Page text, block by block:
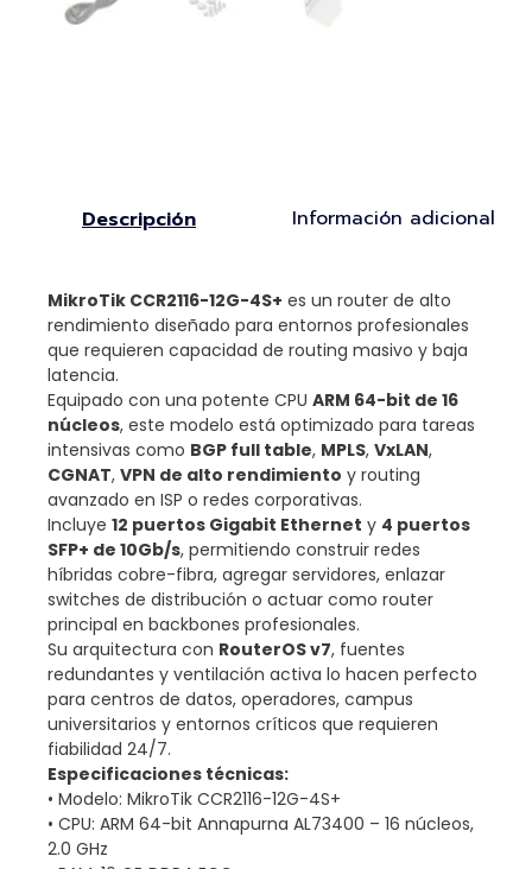
Descripción Información adicional
MikroTik CCR2116-12G-4S+ es un router de alto
rendimiento diseñado para entornos profesionales
que requieren capacidad de routing masivo y baja
latencia.
Equipado con una potente CPU ARM 64-bit de 16
núcleos, este modelo está optimizado para tareas
intensivas como BGP full table, MPLS, VxLAN,
CGNAT, VPN de alto rendimiento y routing
avanzado en ISP o redes corporativas.
Incluye 12 puertos Gigabit Ethernet y 4 puertos
SFP+ de 10Gb/s, permitiendo construir redes
híbridas cobre-fibra, agregar servidores, enlazar
switches de distribución o actuar como router
principal en backbones profesionales.
Su arquitectura con RouterOS v7, fuentes
redundantes y ventilación activa lo hacen perfecto
para centros de datos, operadores, campus
universitarios y entornos críticos que requieren
fiabilidad 24/7.
Especificaciones técnicas:
• Modelo: MikroTik CCR2116-12G-4S+
• CPU: ARM 64-bit Annapurna AL73400 – 16 núcleos,
2.0 GHz